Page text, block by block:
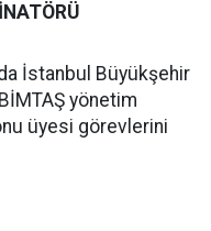
İstanbul Büyükşehir
yönetim
üyesi görevlerini